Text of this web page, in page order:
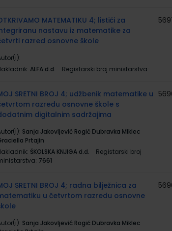
MATEMATIKU 4; listići za
nastavu iz matematike za
razred osnovne škole
ALFA d.d. Registarski broj ministarstva:
SRETNI BROJ 4; udžbenik matematike u
razredu osnovne škole s
digitalnim sadržajima
Sanja Jakovljević Rogić Dubravka Miklec
Prtajin
ŠKOLSKA KNJIGA d.d.
Registarski broj
7661
SRETNI BROJ 4; radna bilježnica za
u četvrtom razredu osnovne
Sanja Jakovljević Rogić Dubravka Miklec